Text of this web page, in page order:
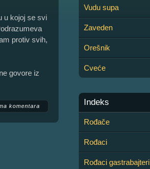
u kojoj se svi
protiv svih,
govore iz
komentara
Vudu supa
Zaveden
Orešnik
Cveće
Indeks
Rođače
Rođaci
Rođaci gastrabajteri